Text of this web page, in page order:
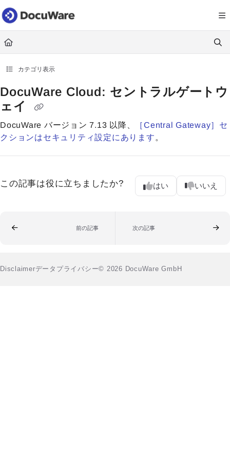
Documentation Index
Fetch the complete documentation index at: https://
Use this file to discover all available pages before exploring further.
カテゴリ表示
DocuWare Cloud: セントラルゲートウ
ェイ
DocuWare バージョン 7.13 以降、
［Central Gateway］セ
クションはセキュリティ設定にあります 。
この記事は役に立ちましたか? はい いいえ
前の記事 次の記事
Disclaimerデータプライバシー© 2026 DocuWare GmbH